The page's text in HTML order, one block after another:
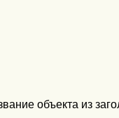
объекта из